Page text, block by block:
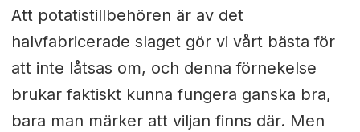
Att potatistillbehören är av det
halvfabricerade slaget gör vi vårt bästa för
att inte låtsas om, och denna förnekelse
brukar faktiskt kunna fungera ganska bra,
bara man märker att viljan finns där. Men